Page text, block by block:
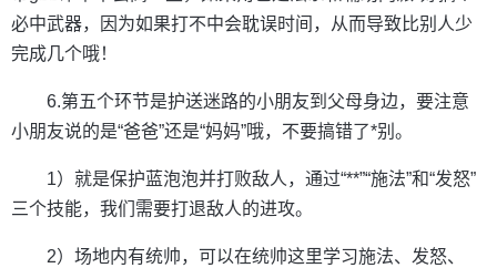
必中武器，因为如果打不中会耽误时间，从而导致比别人少
完成几个哦！
6.第五个环节是护送迷路的小朋友到父母身边，要注意
小朋友说的是“爸爸”还是“妈妈”哦，不要搞错了*别。
1）就是保护蓝泡泡并打败敌人，通过“**”“施法”和“发怒”
三个技能，我们需要打退敌人的进攻。
2）场地内有统帅，可以在统帅这里学习施法、发怒、